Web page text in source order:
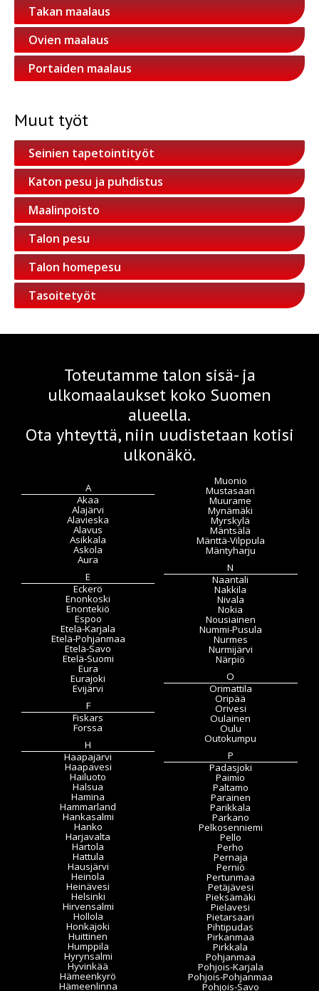
Takan maalaus
Ovien maalaus
Portaiden maalaus
Muut työt
Seinien tapetointityöt
Katon pesu ja puhdistus
Maalinpoisto
Talon pesu
Talon homepesu
Tasoitetyöt
Toteutamme talon sisä- ja
ulkomaalaukset koko Suomen
alueella.
Ota yhteyttä, niin uudistetaan kotisi
ulkonäkö.
A
Akaa
Alajärvi
Alavieska
Alavus
Asikkala
Askola
Aura
E
Eckerö
Enonkoski
Enontekiö
Espoo
Etelä-Karjala
Etelä-Pohjanmaa
Etelä-Savo
Etelä-Suomi
Eura
Eurajoki
Evijärvi
F
Fiskars
Forssa
H
Haapajärvi
Haapavesi
Hailuoto
Halsua
Hamina
Hammarland
Hankasalmi
Hanko
Harjavalta
Hartola
Hattula
Hausjärvi
Heinola
Heinävesi
Helsinki
Hirvensalmi
Hollola
Honkajoki
Huittinen
Humppila
Hyrynsalmi
Hyvinkää
Hämeenkyrö
Hämeenlinna
Muonio
Mustasaari
Muurame
Mynämäki
Myrskylä
Mäntsälä
Mänttä-Vilppula
Mäntyharju
N
Naantali
Nakkila
Nivala
Nokia
Nousiainen
Nummi-Pusula
Nurmes
Nurmijärvi
Närpiö
O
Orimattila
Oripää
Orivesi
Oulainen
Oulu
Outokumpu
P
Padasjoki
Paimio
Paltamo
Parainen
Parikkala
Parkano
Pelkosenniemi
Pello
Perho
Pernaja
Perniö
Pertunmaa
Petäjävesi
Pieksämäki
Pielavesi
Pietarsaari
Pihtipudas
Pirkanmaa
Pirkkala
Pohjanmaa
Pohjois-Karjala
Pohjois-Pohjanmaa
Pohjois-Savo